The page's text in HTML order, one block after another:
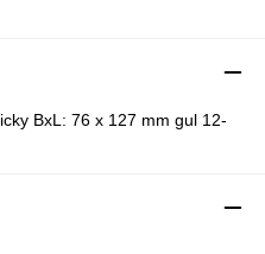
BxL: 76 x 127 mm gul 12-